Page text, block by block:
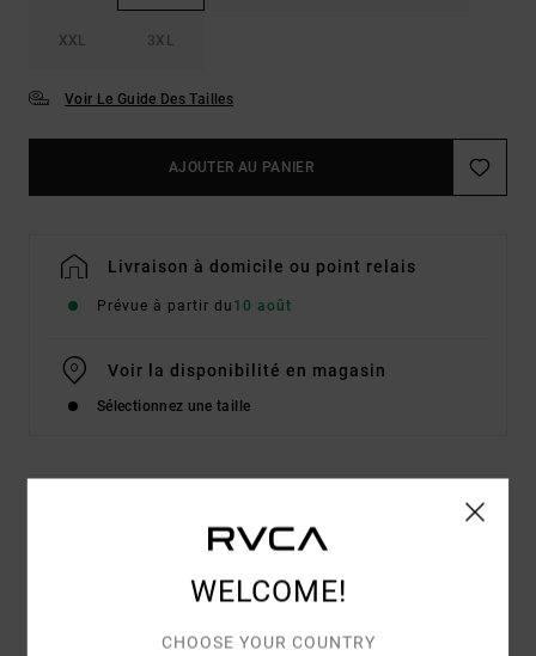
XXL 3XL
Voir Le Guide Des Tailles
AJOUTER AU PANIER
Livraison à domicile ou point relais
Prévue à partir du 10 août
Voir la disponibilité en magasin
Sélectionnez une taille
Code couleursle
WELCOME!
CHOOSE YOUR COUNTRY